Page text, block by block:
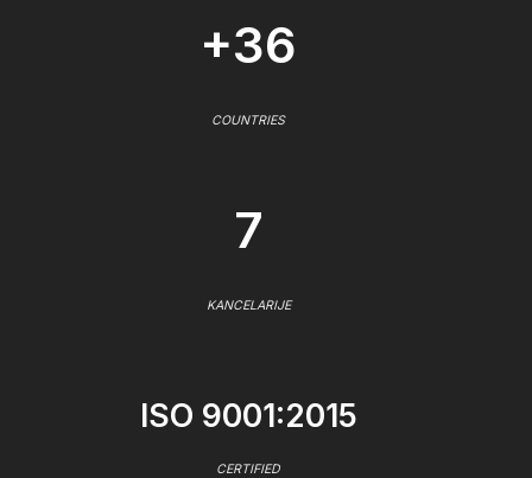
+36
COUNTRIES
7
KANCELARIJE
ISO 9001:2015
CERTIFIED